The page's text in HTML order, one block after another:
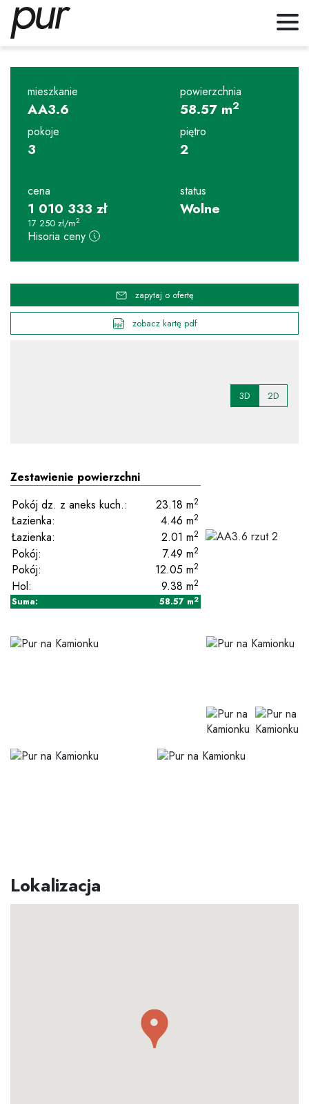
mieszkanie
AA3.6
powierzchnia
58.57 m2
pokoje
3
piętro
2
cena
1 010 333 zł
17 250 zł/m2
Hisoria ceny
status
Wolne
zapytaj o ofertę
zobacz kartę pdf
3D 2D
Zestawienie powierzchni
Pokój dz. z aneks kuch.:
23.18m2
Łazienka: 4.46m2
Łazienka: 2.01m2
Pokój: 7.49m2
Pokój: 12.05m2
Hol: 9.38m2
Suma: 58.57 m2
Lokalizacja